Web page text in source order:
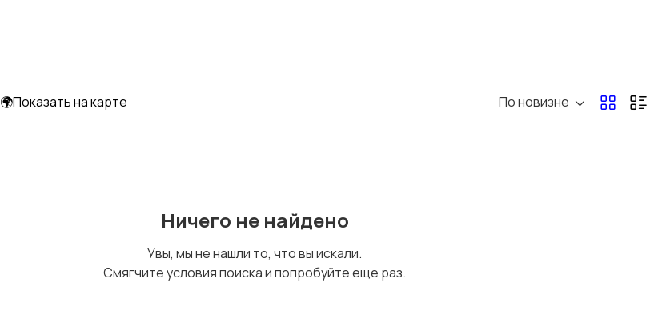
🌍Показать на карте По новизне
Ничего не найдено
Увы, мы не нашли то, что вы искали.
Смягчите условия поиска и попробуйте еще раз.